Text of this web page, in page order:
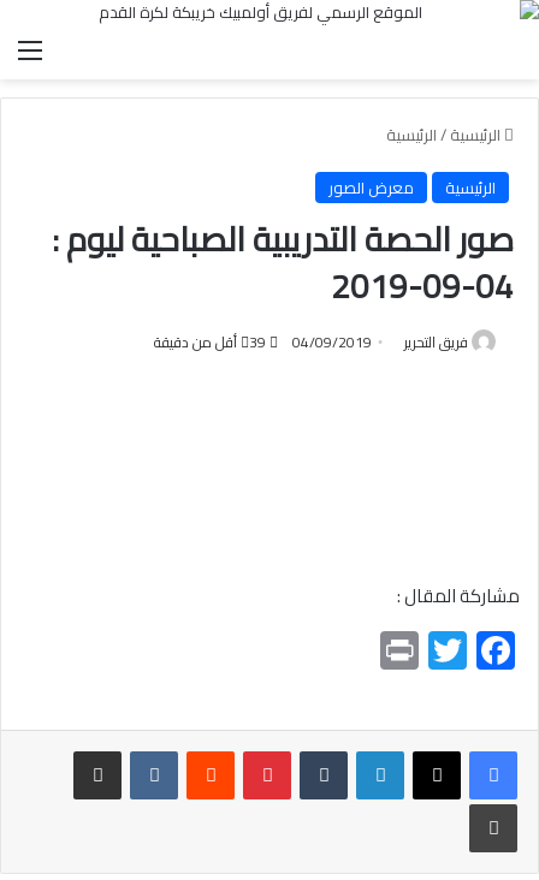
الرئيسية/الرئيسية
الرئيسية
معرض الصور
صور الحصة التدريبية الصباحية ليوم :
04-09-2019
فريق التحرير 04/09/2019 أقل من دقيقة
مشاركة المقال :
F
ac
e
b
o
ok
T
wi
tt
er
t
لينكدإن بينتيريست
مشاركة عبر البريد
طباعة